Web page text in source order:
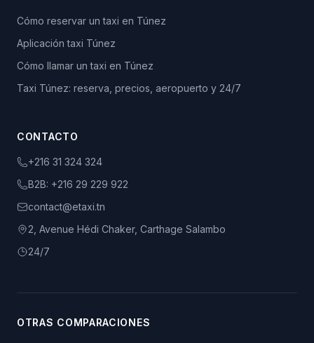
Cómo reservar un taxi en Túnez
Aplicación taxi Túnez
Cómo llamar un taxi en Túnez
Taxi Túnez: reserva, precios, aeropuerto y 24/7
CONTACTO
+216 31 324 324
B2B: +216 29 229 922
contact@etaxi.tn
2, Avenue Hédi Chaker, Carthage Salambo
24/7
OTRAS COMPARACIONES